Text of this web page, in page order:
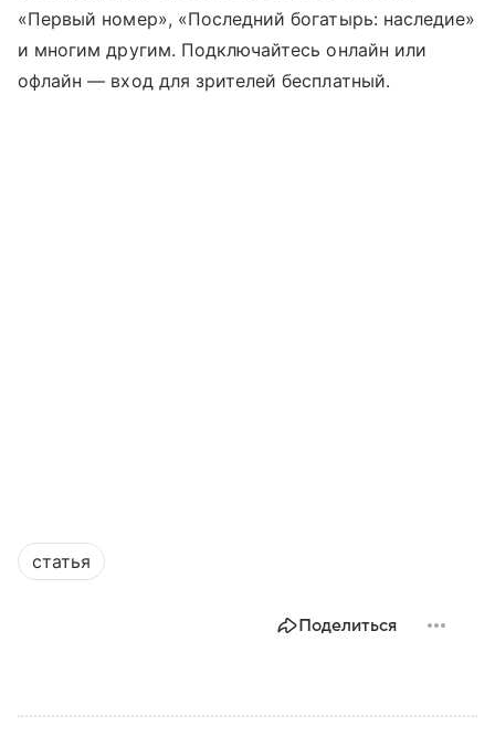
«Первый номер», «Последний богатырь: наследие»
и многим другим. Подключайтесь онлайн или
офлайн — вход для зрителей бесплатный.
статья
Поделиться